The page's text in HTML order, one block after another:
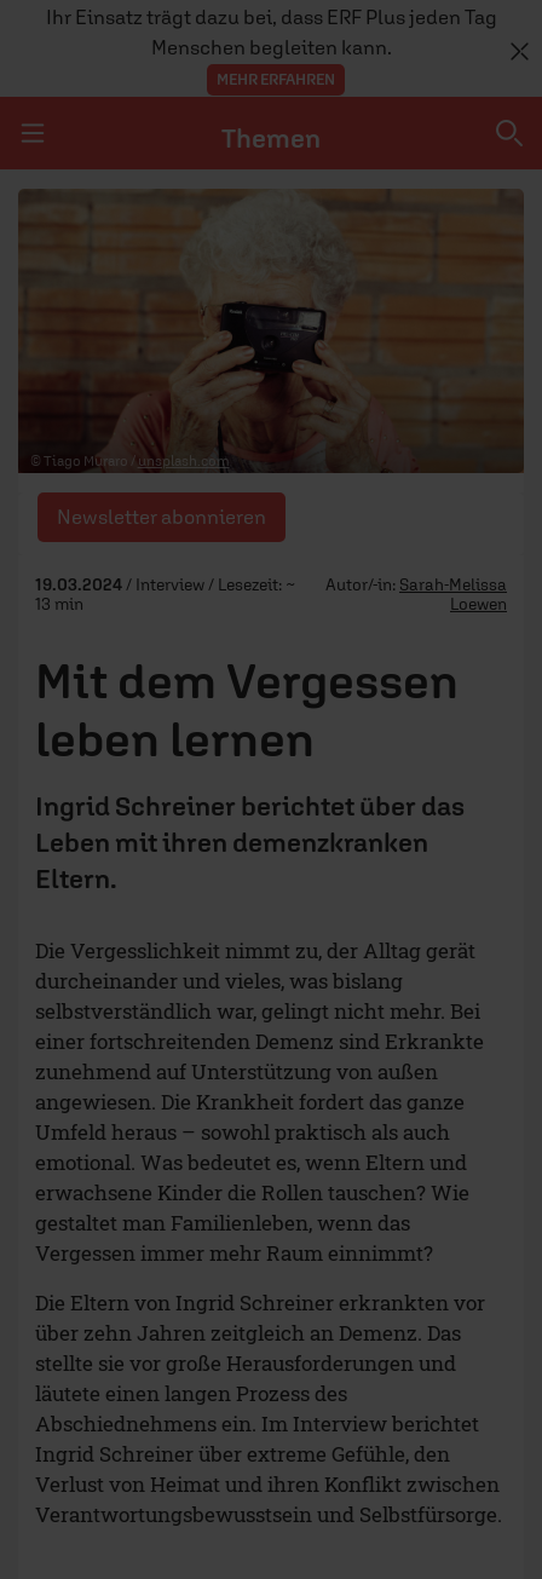
Ihr Einsatz trägt dazu bei, dass ERF Plus jeden Tag
Menschen begleiten kann.
MEHR ERFAHREN
Navigation überspringen
Themen
GESELLSCHAFT
TEAM
© Tiago Muraro / unsplash.com
Newsletter abonnieren
19.03.2024 / Interview / Lesezeit: ~
13 min
Autor/-in: Sarah-Melissa
Loewen
Mit dem Vergessen
leben lernen
Ingrid Schreiner berichtet über das
Leben mit ihren demenzkranken
Eltern.
Die Vergesslichkeit nimmt zu, der Alltag gerät
durcheinander und vieles, was bislang
selbstverständlich war, gelingt nicht mehr. Bei
einer fortschreitenden Demenz sind Erkrankte
zunehmend auf Unterstützung von außen
angewiesen. Die Krankheit fordert das ganze
Umfeld heraus – sowohl praktisch als auch
emotional. Was bedeutet es, wenn Eltern und
erwachsene Kinder die Rollen tauschen? Wie
gestaltet man Familienleben, wenn das
Vergessen immer mehr Raum einnimmt?
Die Eltern von Ingrid Schreiner erkrankten vor
über zehn Jahren zeitgleich an Demenz. Das
stellte sie vor große Herausforderungen und
läutete einen langen Prozess des
Abschiednehmens ein. Im Interview berichtet
Ingrid Schreiner über extreme Gefühle, den
Verlust von Heimat und ihren Konflikt zwischen
Verantwortungsbewusstsein und Selbstfürsorge.